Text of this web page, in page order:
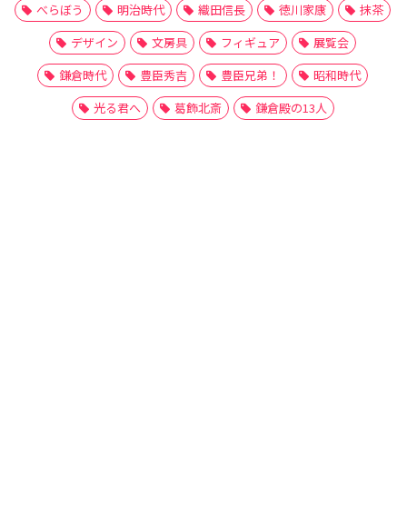
べらぼう
明治時代 織田信長 徳川家康
抹茶
デザイン
文房具 フィギュア
展覧会
鎌倉時代
豊臣秀吉 豊臣兄弟！
昭和時代
光る君へ
葛飾北斎 鎌倉殿の13人